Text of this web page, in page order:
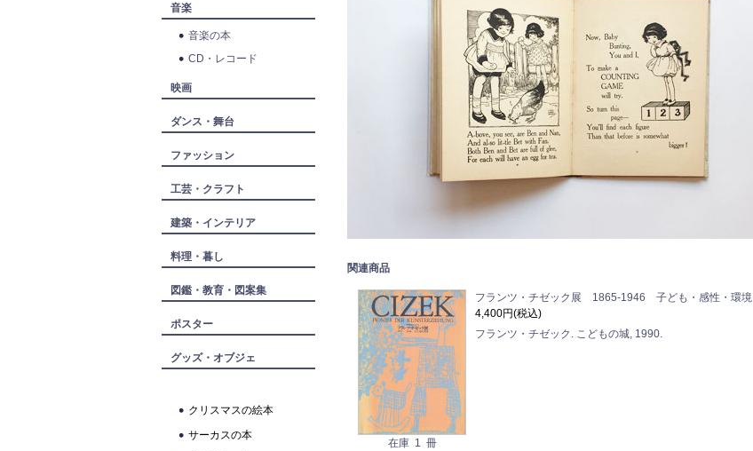
音楽
音楽の本
CD・レコード
映画
ダンス・舞台
ファッション
工芸・クラフト
建築・インテリア
料理・暮し
図鑑・教育・図案集
ポスター
グッズ・オブジェ
クリスマスの絵本
サーカスの本
関連商品
在庫 1 冊
フランツ・チゼック展 1865-1946 子ども・感性・環境
4,400円(税込)
フランツ・チゼック. こどもの城, 1990.